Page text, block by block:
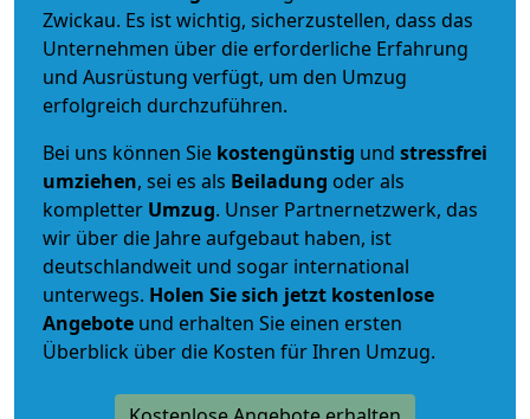
Zwickau. Es ist wichtig, sicherzustellen, dass das
Unternehmen über die erforderliche Erfahrung
und Ausrüstung verfügt, um den Umzug
erfolgreich durchzuführen.
Bei uns können Sie kostengünstig und stressfrei
umziehen, sei es als Beiladung oder als
kompletter Umzug. Unser Partnernetzwerk, das
wir über die Jahre aufgebaut haben, ist
deutschlandweit und sogar international
unterwegs. Holen Sie sich jetzt kostenlose
Angebote und erhalten Sie einen ersten
Überblick über die Kosten für Ihren Umzug.